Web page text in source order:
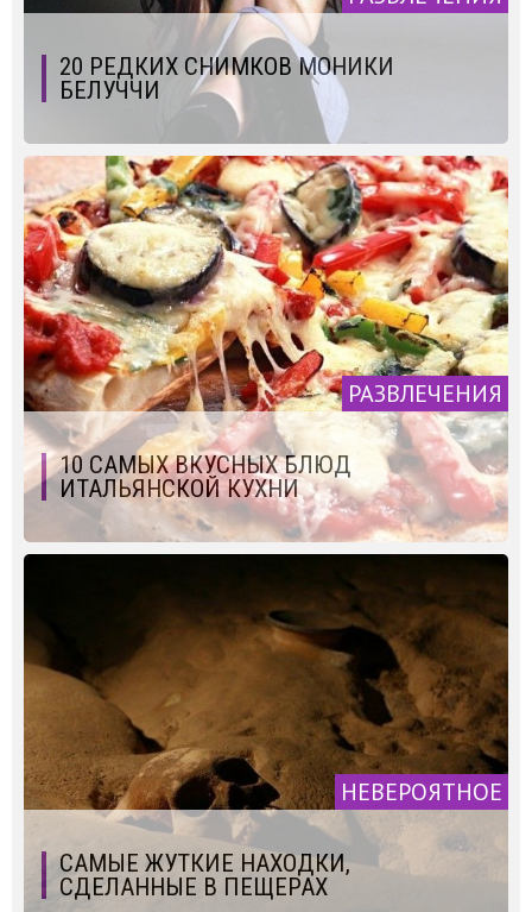
20 РЕДКИХ СНИМКОВ МОНИКИ
БЕЛУЧЧИ
РАЗВЛЕЧЕНИЯ
10 САМЫХ ВКУСНЫХ БЛЮД
ИТАЛЬЯНСКОЙ КУХНИ
НЕВЕРОЯТНОЕ
САМЫЕ ЖУТКИЕ НАХОДКИ,
СДЕЛАННЫЕ В ПЕЩЕРАХ